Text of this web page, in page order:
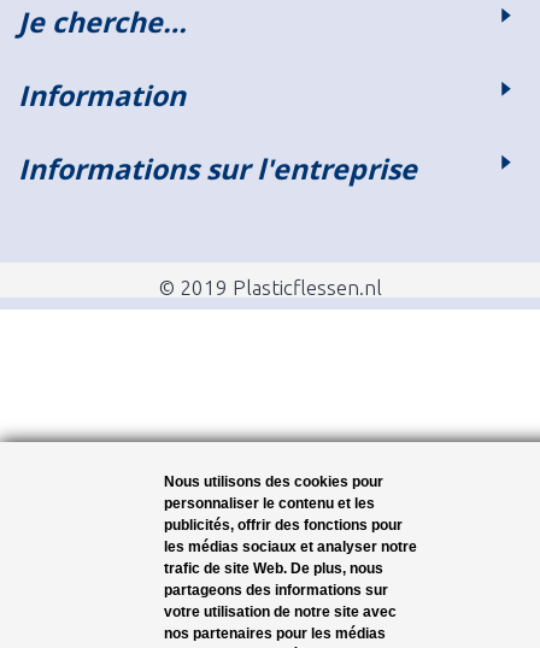
Je cherche…
Information
Informations sur l'entreprise
© 2019 Plasticflessen.nl
Nous utilisons des cookies pour
personnaliser le contenu et les
publicités, offrir des fonctions pour
les médias sociaux et analyser notre
trafic de site Web. De plus, nous
partageons des informations sur
votre utilisation de notre site avec
nos partenaires pour les médias